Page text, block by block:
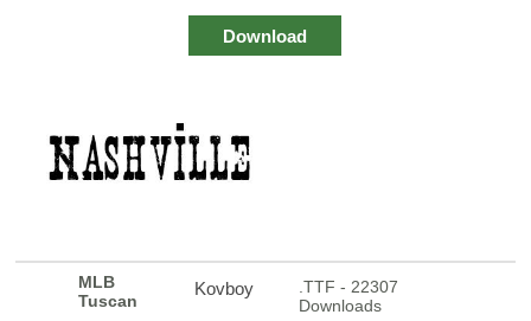
Download
MLB
Tuscan
Kovboy
.TTF - 22307
Downloads